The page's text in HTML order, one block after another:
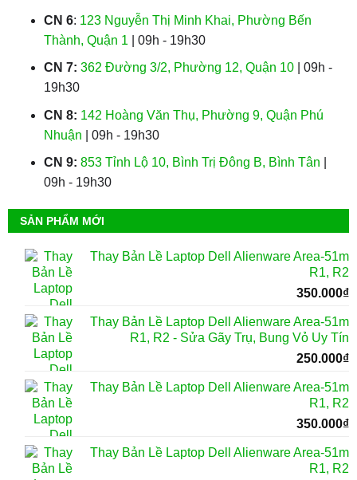
CN 6: 123 Nguyễn Thị Minh Khai, Phường Bến
Thành, Quận 1 | 09h - 19h30
CN 7: 362 Đường 3/2, Phường 12, Quận 10| 09h -
19h30
CN 8: 142 Hoàng Văn Thụ, Phường 9, Quận Phú
Nhuận | 09h - 19h30
CN 9: 853 Tỉnh Lộ 10, Bình Trị Đông B, Bình Tân
09h - 19h30
SẢN PHẨM MỚI
Thay Bản Lề Laptop Dell Alienware Area-51m
R1, R2
350.000₫
Thay Bản Lề Laptop Dell Alienware Area-51m
R1, R2 - Sửa Gãy Trụ, Bung Vỏ Uy Tín
250.000₫
Thay Bản Lề Laptop Dell Alienware Area-51m
R1, R2
350.000₫
Thay Bản Lề Laptop Dell Alienware Area-51m
R1, R2